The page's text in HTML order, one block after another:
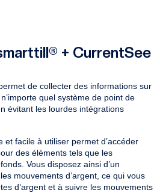
+ CurrentSee
de collecter des informations sur
quel système de point de
évitant les lourdes intégrations
et facile à utiliser permet d’accéder
des éléments tels que les
Vous disposez ainsi d’un
mouvements d’argent, ce qui vous
d’argent et à suivre les mouvements